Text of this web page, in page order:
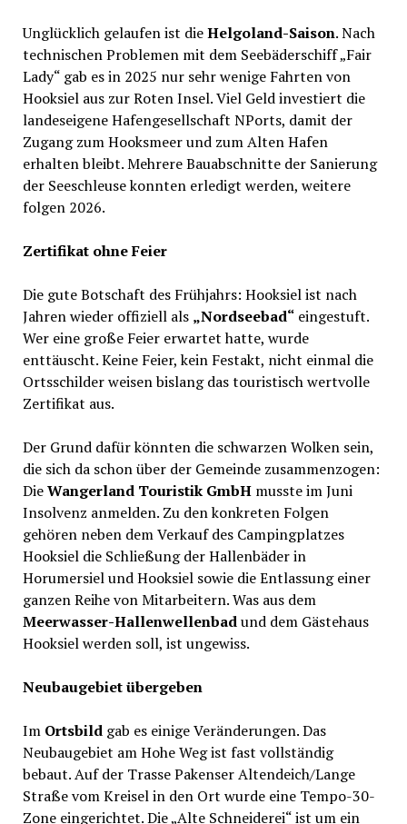
Unglücklich gelaufen ist dieHelgoland-Saison. Nach
technischen Problemen mit dem Seebäderschiff „Fair
Lady“ gab es in 2025 nur sehr wenige Fahrten von
Hooksiel aus zur Roten Insel. Viel Geld investiert die
landeseigene Hafengesellschaft NPorts, damit der
Zugang zum Hooksmeer und zum Alten Hafen
erhalten bleibt. Mehrere Bauabschnitte der Sanierung
der Seeschleuse konnten erledigt werden, weitere
folgen 2026.
Zertifikat ohne Feier
Die gute Botschaft des Frühjahrs: Hooksiel ist nach
Jahren wieder offiziell als „Nordseebad“eingestuft.
Wer eine große Feier erwartet hatte, wurde
enttäuscht. Keine Feier, kein Festakt, nicht einmal die
Ortsschilder weisen bislang das touristisch wertvolle
Zertifikat aus.
Der Grund dafür könnten die schwarzen Wolken sein,
die sich da schon über der Gemeinde zusammenzogen:
DieWangerland Touristik GmbH musste im Juni
Insolvenz anmelden. Zu den konkreten Folgen
gehören neben dem Verkauf des Campingplatzes
Hooksiel die Schließung der Hallenbäder in
Horumersiel und Hooksiel sowie die Entlassung einer
ganzen Reihe von Mitarbeitern. Was aus dem
Meerwasser-Hallenwellenbadund dem Gästehaus
Hooksiel werden soll, ist ungewiss.
Neubaugebiet übergeben
Im Ortsbild gab es einige Veränderungen. Das
Neubaugebiet am Hohe Weg ist fast vollständig
bebaut. Auf der Trasse Pakenser Altendeich/Lange
Straße vom Kreisel in den Ort wurde eine Tempo-30-
Zone eingerichtet. Die „Alte Schneiderei“ ist um ein